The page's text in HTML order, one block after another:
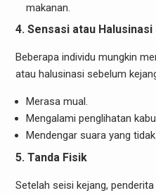
makanan.
4. Sensasi atau Halusinasi
Beberapa individu mungkin
atau halusinasi sebelum
Merasa mual.
Mengalami penglihatan
Mendengar suara yang
5. Tanda Fisik
Setelah seisi kejang,